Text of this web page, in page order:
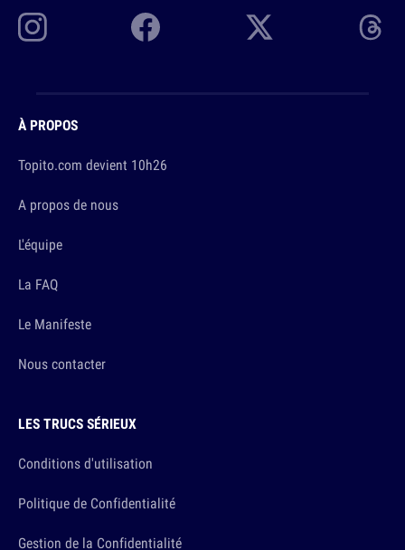
À PROPOS
Topito.com devient 10h26
A propos de nous
L'équipe
La FAQ
Le Manifeste
Nous contacter
LES TRUCS SÉRIEUX
Conditions d'utilisation
Politique de Confidentialité
Gestion de la Confidentialité